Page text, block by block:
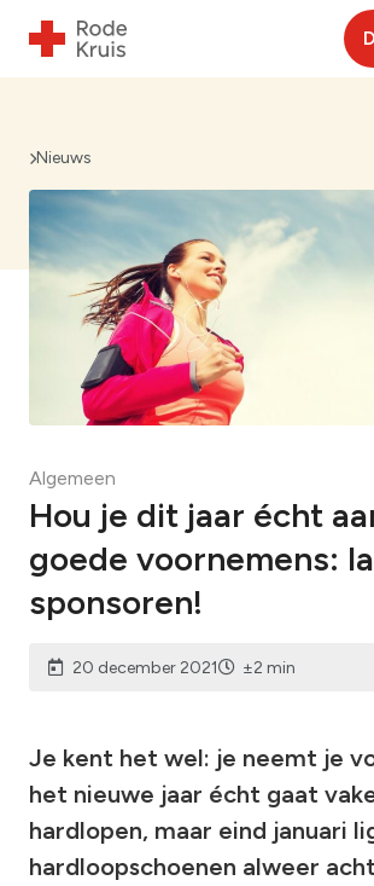
Nieuws
Algemeen
Hou je dit jaar écht
goede voornemens:
sponsoren!
20 december 2021 ±2 min
Je kent het wel: je neemt je
het nieuwe jaar écht gaat
hardlopen, maar eind januari
hardloopschoenen alweer